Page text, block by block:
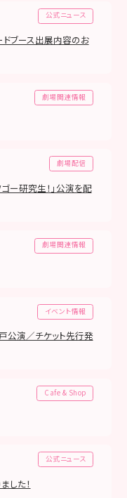
公式ニュース
ブース出展内容のお
劇場関連情報
劇場配信
ー研究生！」公演を配
劇場関連情報
イベント情報
公演／チケット先行発
Cafe & Shop
公式ニュース
した！